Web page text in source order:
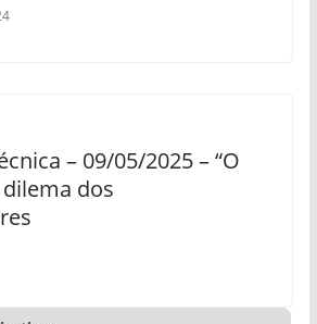
– 09/05/2025 – “O
dilema dos